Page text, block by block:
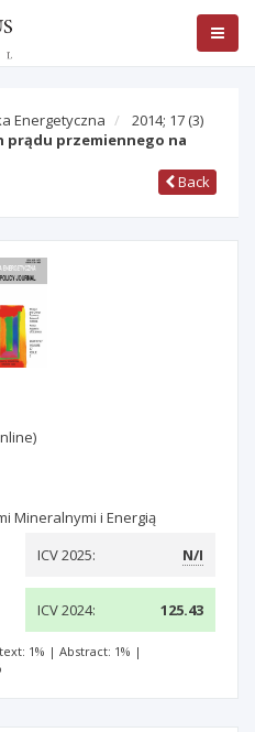
Energetyczna 2014; 17 (3)
prądu przemiennego na
Back
Mineralnymi i Energią
ICV 2025: N/I
ICV 2024: 125.43
1% | Abstract: 1% |